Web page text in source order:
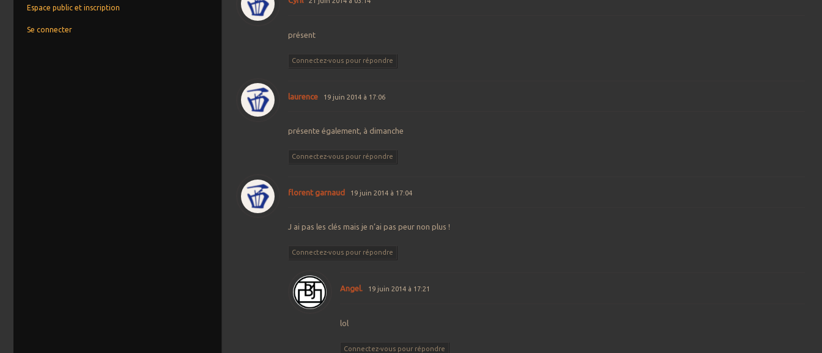
Espace public et inscription
Se connecter
présent
Connectez-vous pour répondre
laurence 19 juin 2014 à 17:06
présente également, à dimanche
Connectez-vous pour répondre
florent garnaud 19 juin 2014 à 17:04
J ai pas les clés mais je n’ai pas peur non plus !
Connectez-vous pour répondre
Angel. 19 juin 2014 à 17:21
lol
Connectez-vous pour répondre